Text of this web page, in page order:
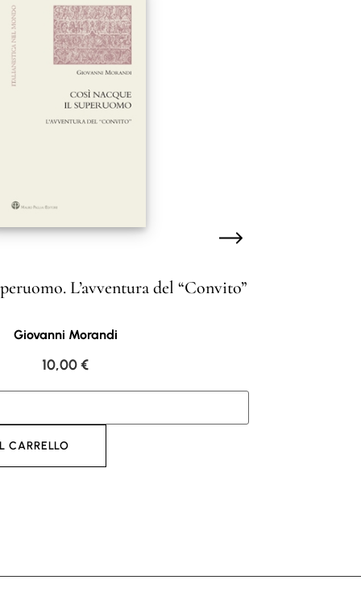
L’avventura del “Convito”
Giovanni Morandi
10,00€
CARRELLO